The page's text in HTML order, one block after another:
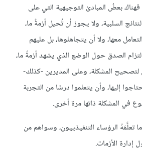
بعضُ المبادئ التوجيهية التي على
السلبية، ولا يجوز أن تُحيل أزمةٌ ما،
معها، ولا أن يتجاهلوها، بل عليهم
الصدق حول الوضع الذي يشهد أزمةً ما،
المشكلة، وعلى المديرين -كذلك-
إليها، وأن يتعلموا درسًا من التجربة
في المشكلة ذاتها مرة أخرى.
6.6 أدناه ما تعلَّمَهُ الرؤساء التنفيذييون، وسواهم من
الأزمات.